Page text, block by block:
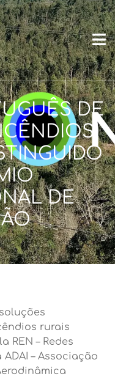
DE
DE
rurais
REN – Redes
– Associação